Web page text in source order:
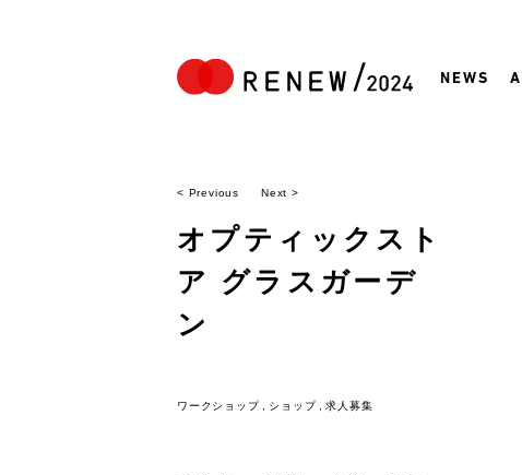
NEWS
< Previous Next >
オプティックスト
ア グラスガーデ
ン
ワークショップ ショップ 求人募集